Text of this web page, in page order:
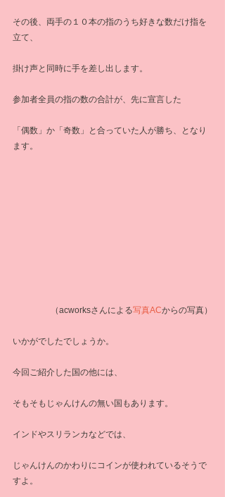
その後、両手の１０本の指のうち好きな数だけ指を
立て、
掛け声と同時に手を差し出します。
参加者全員の指の数の合計が、先に宣言した
「偶数」か「奇数」と合っていた人が勝ち、となり
ます。
（acworksさんによる写真ACからの写真）
いかがでしたでしょうか。
今回ご紹介した国の他には、
そもそもじゃんけんの無い国もあります。
インドやスリランカなどでは、
じゃんけんのかわりにコインが使われているそうで
すよ。